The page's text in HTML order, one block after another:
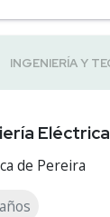
Eléctrica
de Pereira